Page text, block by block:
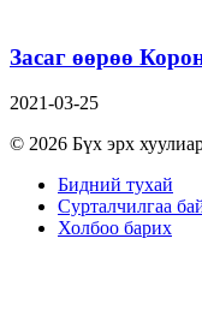
Засаг өөрөө
2021-03-25
© 2026 Бүх эрх
Бидний тухай
Сурталчилгаа
Холбоо барих